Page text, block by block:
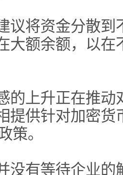
议将资金分散
大额余额，以
的上升正在推
提供针对加密
策。
没有等待企业